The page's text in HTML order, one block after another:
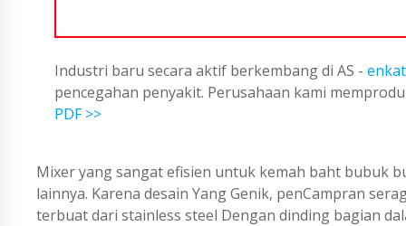
Industri baru secara aktif berkembang di AS -
pencegahan penyakit. Perusahaan kami
PDF >>
Mixer yang sangat efisien untuk kemah baht bubuk
lainnya. Karena desain Yang Genik, penCampran
terbuat dari stainless steel Dengan dinding bagian